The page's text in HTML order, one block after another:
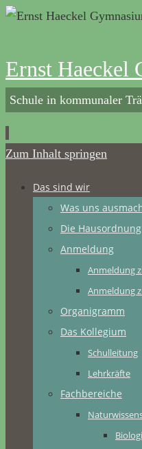
Ernst Haeckel
Schule in kommunaler
Zum Inhalt springen
Das sind wir
Was uns
Die Hausordnung
Anmeldung
Anmeldung
Anmeldung
Organigramm
Das Kollegium
Schulleitung
Lehrkräfte
Fachbereiche